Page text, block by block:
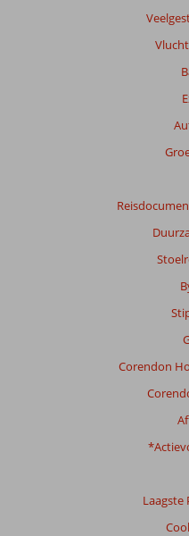
Corendon
Laagste